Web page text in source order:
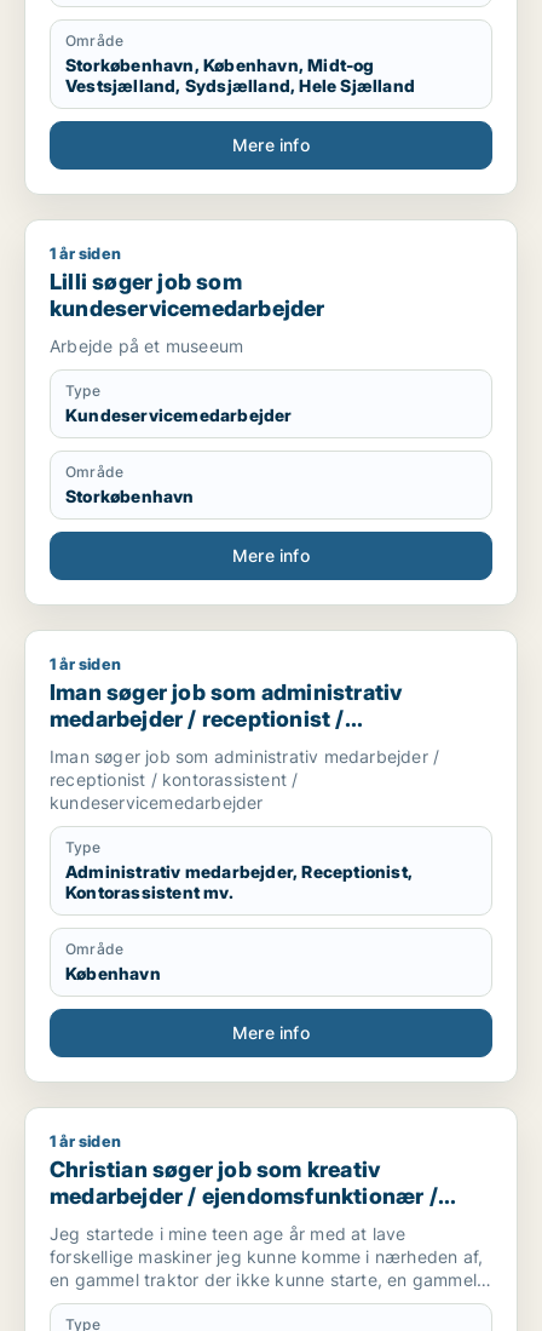
Område
Storkøbenhavn, København, Midt-og
Vestsjælland, Sydsjælland, Hele Sjælland
Mere info
Lilli søger job som kundeservicemedarbejder
1 år siden
Lilli søger job som
kundeservicemedarbejder
Arbejde på et museeum
Type
Kundeservicemedarbejder
Område
Storkøbenhavn
Mere info
Iman søger job som administrativ medarbejder /
1 år siden
Iman søger job som administrativ
medarbejder / receptionist /
kontorassistent /
kundeservicemedarbejder
Iman søger job som administrativ medarbejder /
receptionist / kontorassistent /
kundeservicemedarbejder
Type
Administrativ medarbejder, Receptionist,
Kontorassistent mv.
Område
København
Mere info
Christian søger job som kreativ medarbejder /
1 år siden
Christian søger job som kreativ
medarbejder / ejendomsfunktionær /
smed / landbrug /
kundeservicemedarbejder
Jeg startede i mine teen age år med at lave
forskellige maskiner jeg kunne komme i nærheden af,
en gammel traktor der ikke kunne starte, en gammel
harve som manglede nogle tænder, biler/knallerter og
andre køretøjer/maskiner, jeg har alle dage været bidt
Type